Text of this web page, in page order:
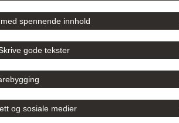
spennende innhold
gode tekster
og sosiale medier